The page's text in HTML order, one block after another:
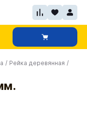
/ Рейка деревянная /